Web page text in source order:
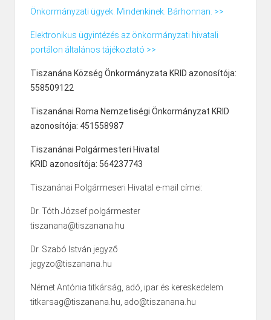
Önkormányzati ügyek. Mindenkinek. Bárhonnan. >>
Elektronikus ügyintézés az önkormányzati hivatali
portálon általános tájékoztató >>
Tiszanána Község Önkormányzata KRID azonosítója:
558509122
Tiszanánai Roma Nemzetiségi Önkormányzat KRID
azonosítója: 451558987
Tiszanánai Polgármesteri Hivatal
KRID azonosítója: 564237743
Tiszanánai Polgármeseri Hivatal e-mail címei:
Dr. Tóth József polgármester
tiszanana@tiszanana.hu
Dr. Szabó István jegyző
jegyzo@tiszanana.hu
Német Antónia titkárság, adó, ipar és kereskedelem
titkarsag@tiszanana.hu, ado@tiszanana.hu